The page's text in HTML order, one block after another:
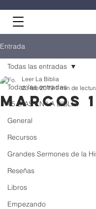
Entrada
Todas las entradas
45 DÍAS EN LA BIBLIA
General
Recursos
Grandes Sermones de la
Reseñas
Libros
Empezando
Todas las entradas
Marcos
Leer La Biblia
23 feb 2019 1 min de